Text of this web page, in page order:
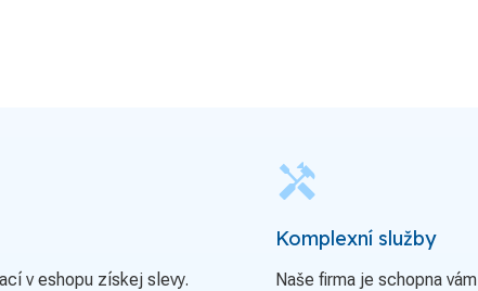
v eshopu získej slevy.
handyman
Komplexní služby
Naše firma je schopna vám